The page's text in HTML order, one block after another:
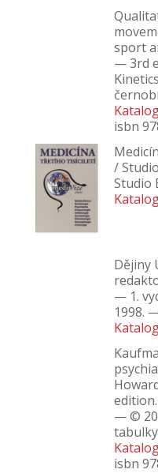
sport
— 3rd
isbn
/
Studio
Dějiny
— 1.
1998.
— ©
isbn